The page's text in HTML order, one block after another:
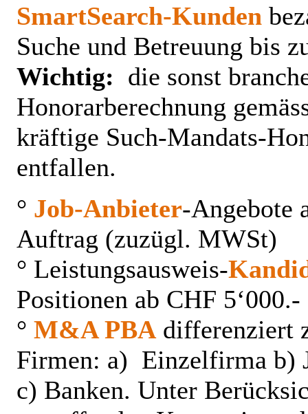
SmartSearch-Kunden
Suche und Betreuung bis
Wichtig: die sonst
Honorarberechnung
kräftige Such-Mandats-
entfallen.
° Job-Anbieter-Angebote
Auftrag (zuzügl. MWSt)
° Leistungsausweis-
Positionen ab CHF
° M&A PBA differenziert
Firmen: a) Einzelfirma b)
c) Banken. Unter